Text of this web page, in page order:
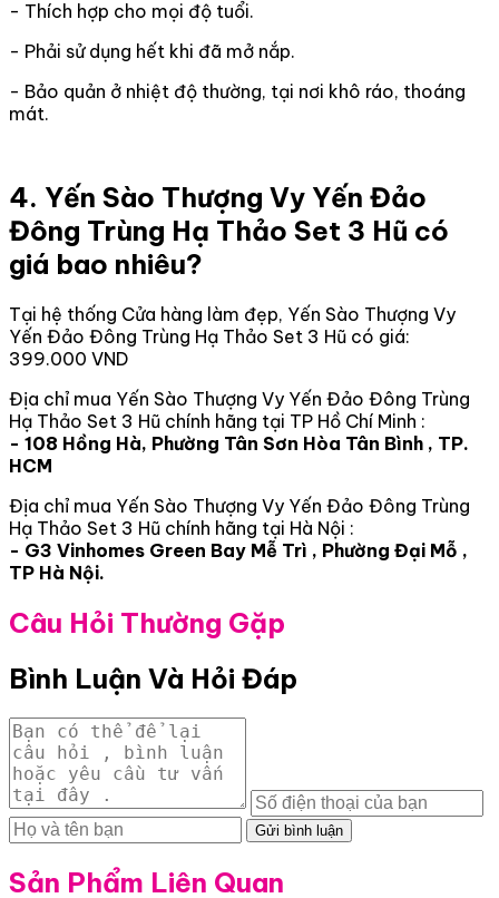
- Thích hợp cho mọi độ tuổi.
- Phải sử dụng hết khi đã mở nắp.
- Bảo quản ở nhiệt độ thường, tại nơi khô ráo, thoáng
mát.
4. Yến Sào Thượng Vy Yến Đảo
Đông Trùng Hạ Thảo Set 3 Hũ có
giá bao nhiêu?
Tại hệ thống Cửa hàng làm đẹp, Yến Sào Thượng Vy
Yến Đảo Đông Trùng Hạ Thảo Set 3 Hũ có giá:
399.000 VND
Địa chỉ mua Yến Sào Thượng Vy Yến Đảo Đông Trùng
Hạ Thảo Set 3 Hũ chính hãng tại TP Hồ Chí Minh :
- 108 Hồng Hà, Phường Tân Sơn Hòa Tân Bình , TP.
HCM
Địa chỉ mua Yến Sào Thượng Vy Yến Đảo Đông Trùng
Hạ Thảo Set 3 Hũ chính hãng tại Hà Nội :
- G3 Vinhomes Green Bay Mễ Trì , Phường Đại Mỗ ,
TP Hà Nội.
Câu Hỏi Thường Gặp
Bình Luận Và Hỏi Đáp
Gửi bình luận
Sản Phẩm Liên Quan